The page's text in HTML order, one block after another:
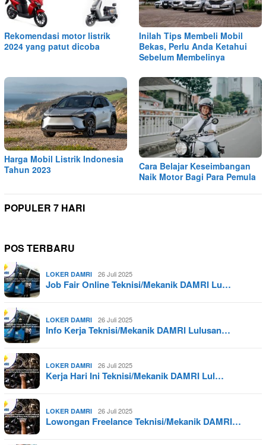
Rekomendasi motor listrik
2024 yang patut dicoba
Inilah Tips Membeli Mobil
Bekas, Perlu Anda Ketahui
Sebelum Membelinya
Harga Mobil Listrik Indonesia
Tahun 2023
Cara Belajar Keseimbangan
Naik Motor Bagi Para Pemula
POPULER 7 HARI
POS TERBARU
LOKER DAMRI 26 Juli 2025
Job Fair Online Teknisi/Mekanik DAMRI Lu…
LOKER DAMRI 26 Juli 2025
Info Kerja Teknisi/Mekanik DAMRI Lulusan…
LOKER DAMRI 26 Juli 2025
Kerja Hari Ini Teknisi/Mekanik DAMRI Lul…
LOKER DAMRI 26 Juli 2025
Lowongan Freelance Teknisi/Mekanik DAMRI…